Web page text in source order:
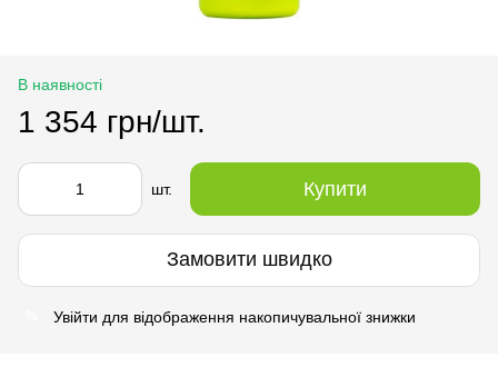
В наявності
1 354 грн/шт.
шт. Купити
Замовити швидко
Увійти для відображення накопичувальної знижки